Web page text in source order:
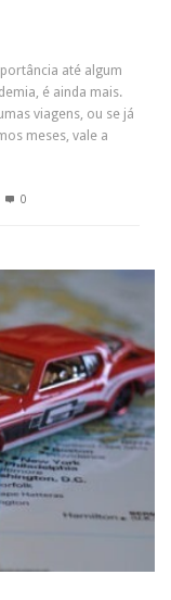
até algum
é ainda mais.
viagens, ou se já
meses, vale a
0